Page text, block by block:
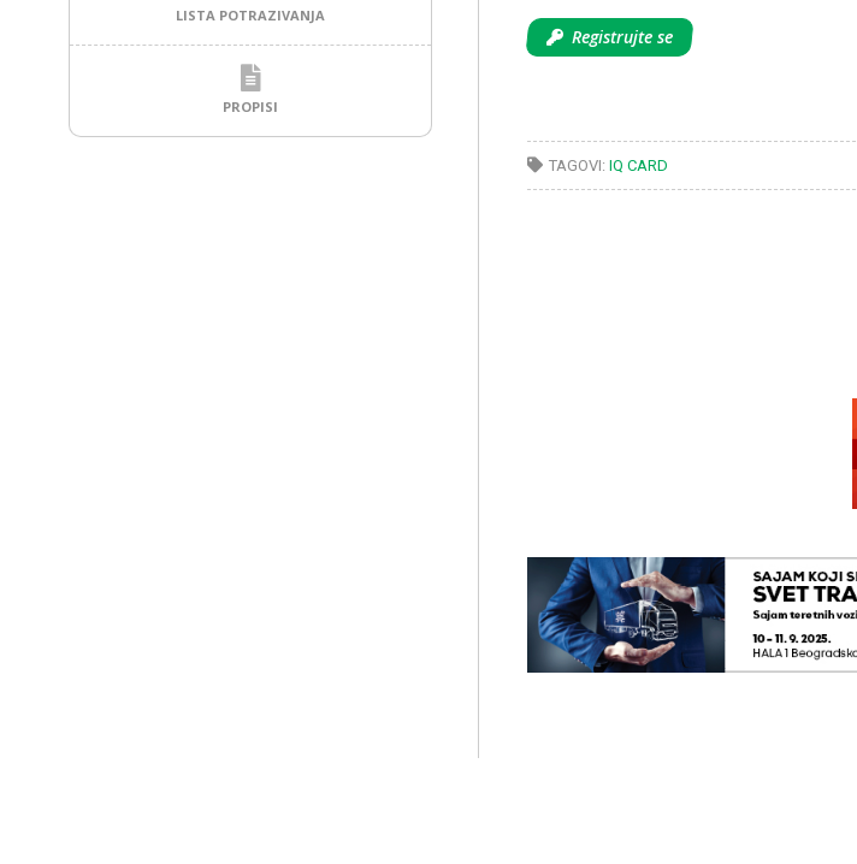
LISTA POTRAZIVANJA
PROPISI
Registrujte se
TAGOVI: IQ CARD